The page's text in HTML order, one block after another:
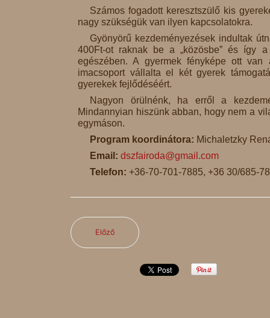
Számos fogadott keresztszülő kis
nagy szükségük van ilyen kapcsolatokra.
Gyönyörű kezdeményezések indultak
400Ft-ot raknak be a „közösbe” és így
egészében. A gyermek fényképe ott
imacsoport vállalta el két gyerek
gyerekek fejlődéséért.
Nagyon örülnénk, ha erről a
Mindannyian hiszünk abban, hogy nem a
egymáson.
Program koordinátora: Michaletzky
Email: dszfairoda@gmail.com
Telefon: +36-70-701-7885, +36 30/685-
Előző